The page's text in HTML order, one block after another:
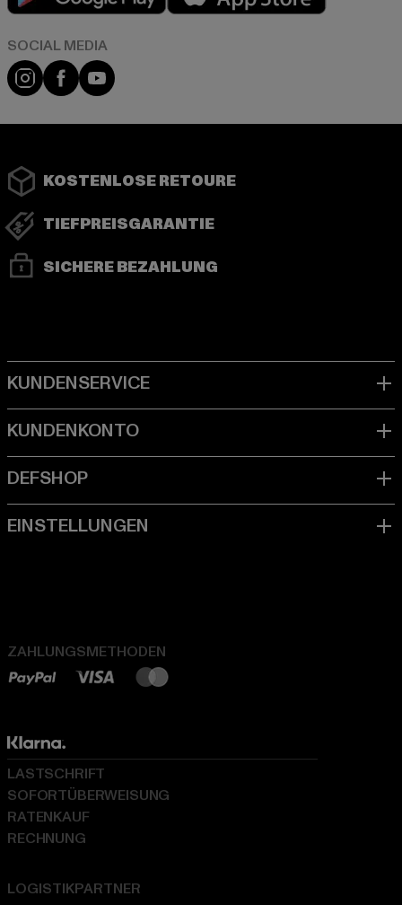
Instagram
FacebookYouTube
KOSTENLOSE RETOURE
TIEFPREISGARANTIE
SICHERE BEZAHLUNG
ZAHLUNGSMETHODEN
LOGISTIKPARTNER
LASTSCHRIFT
SOFORTÜBERWEISUNG
RATENKAUF
RECHNUNG